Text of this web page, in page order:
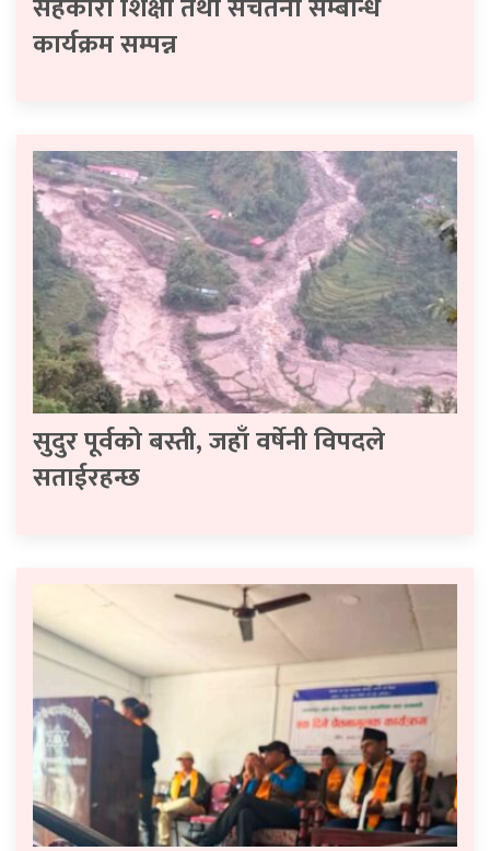
कार्यक्रम सम्पन्न
सुदुर पूर्वको बस्ती, जहाँ वर्षेनी विपदले
सताईरहन्छ